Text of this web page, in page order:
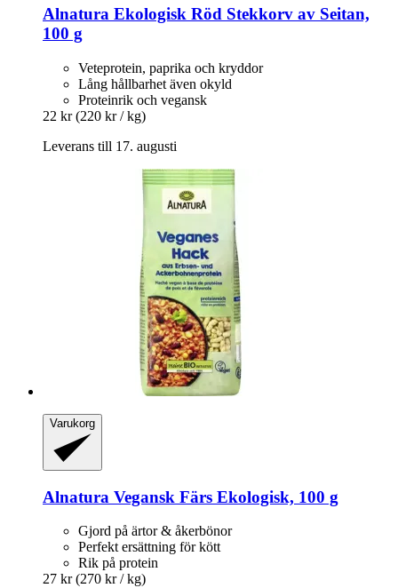
Alnatura Ekologisk Röd Stekkorv av Seitan,
100 g
Veteprotein, paprika och kryddor
Lång hållbarhet även okyld
Proteinrik och vegansk
22 kr (220 kr / kg)
Leverans till 17. augusti
Varukorg
Alnatura Vegansk Färs Ekologisk, 100 g
Gjord på ärtor & åkerbönor
Perfekt ersättning för kött
Rik på protein
27 kr (270 kr / kg)